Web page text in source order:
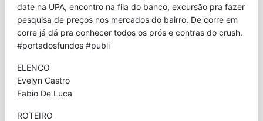
date na UPA, encontro na fila do banco, excursão pra fazer
pesquisa de preços nos mercados do bairro. De corre em
corre já dá pra conhecer todos os prós e contras do crush.
#portadosfundos #publi
ELENCO
Evelyn Castro
Fabio De Luca
ROTEIRO